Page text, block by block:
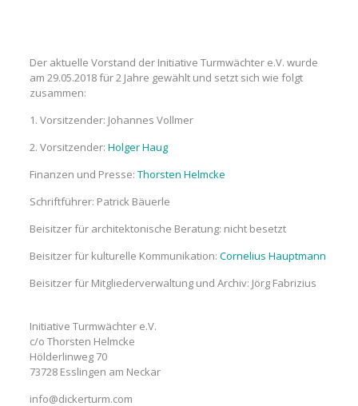
Der aktuelle Vorstand der Initiative Turmwächter e.V. wurde
am 29.05.2018 für 2 Jahre gewählt und setzt sich wie folgt
zusammen:
1. Vorsitzender: Johannes Vollmer
2. Vorsitzender: Holger Haug
Finanzen und Presse: Thorsten Helmcke
Schriftführer: Patrick Bäuerle
Beisitzer für architektonische Beratung: nicht besetzt
Beisitzer für kulturelle Kommunikation: Cornelius Hauptmann
Beisitzer für Mitgliederverwaltung und Archiv: Jörg Fabrizius
Initiative Turmwächter e.V.
c/o Thorsten Helmcke
Hölderlinweg 70
73728 Esslingen am Neckar
info@dickerturm.com